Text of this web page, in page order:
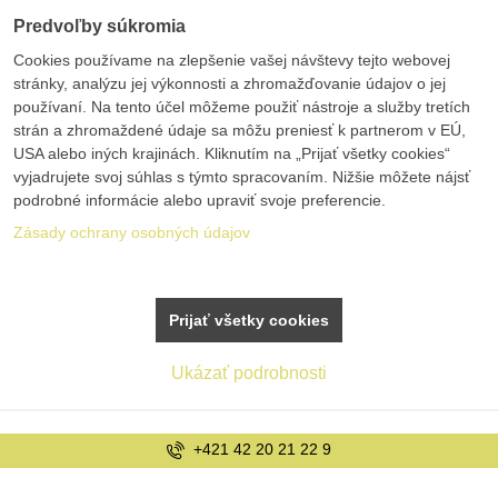
+421 42 20 21 22 9
Predvoľby súkromia
Cookies používame na zlepšenie vašej návštevy tejto webovej
stránky, analýzu jej výkonnosti a zhromažďovanie údajov o jej
používaní. Na tento účel môžeme použiť nástroje a služby tretích
strán a zhromaždené údaje sa môžu preniesť k partnerom v EÚ,
USA alebo iných krajinách. Kliknutím na „Prijať všetky cookies“
vyjadrujete svoj súhlas s týmto spracovaním. Nižšie môžete nájsť
podrobné informácie alebo upraviť svoje preferencie.
Zásady ochrany osobných údajov
Ukázať podrobnosti
Prijať všetky cookies